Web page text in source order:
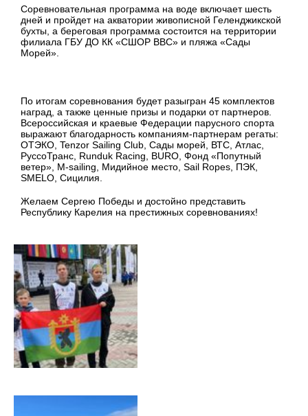
Соревновательная программа на воде включает шесть
дней и пройдет на акватории живописной Геленджикской
бухты, а береговая программа состоится на территории
филиала ГБУ ДО КК «СШОР ВВС» и пляжа «Сады
Морей».
По итогам соревнования будет разыгран 45 комплектов
наград, а также ценные призы и подарки от партнеров.
Всероссийская и краевые Федерации парусного спорта
выражают благодарность компаниям-партнерам регаты:
ОТЭКО, Tenzor Sailing Club, Сады морей, ВТС, Атлас,
РуссоТранс, Runduk Racing, BURO, Фонд «Попутный
ветер», M-sailing, Мидийное место, Sail Ropes, ПЭК,
SMELO, Сицилия.
Желаем Сергею Победы и достойно представить
Республику Карелия на престижных соревнованиях!